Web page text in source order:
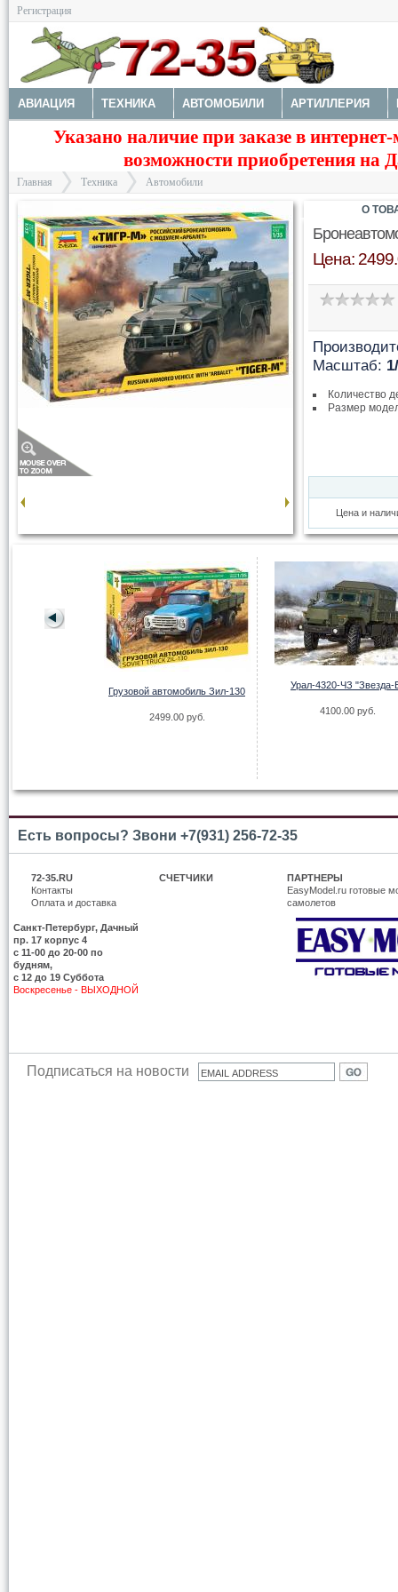
Регистрация
АВИАЦИЯ ТЕХНИКА АВТОМОБИЛИ АРТИЛЛЕРИЯ
МОТОТЕХНИКА ТЕХНИКА РАЗНАЯ ФИГУРЫ МОДЕЛИ
КРАСКИ И ИНСТРУМЕНТЫ
Указано наличие при заказе в
возможности приобретения на
Главная
>
Техника
>
Автомобили
Цена:
Масштаб:
Количество
Размер
Цена и
О
Грузовой автомобиль Зил-130
2499.00 руб.
Урал-4320-ЧЗ "Звезда-
4100.00 руб.
Есть вопросы? Звони +7(931) 256-72-35
72-35.RU
Контакты
Оплата и доставка
Санкт-Петербург, Дачный
пр. 17 корпус 4
c 11-00 до 20-00 по
будням,
с 12 до 19 Суббота
Воскресенье - ВЫХОДНОЙ
СЧЕТЧИКИ
ПАРТНЕРЫ
EasyModel.ru готовые
самолетов
Подписаться на новости